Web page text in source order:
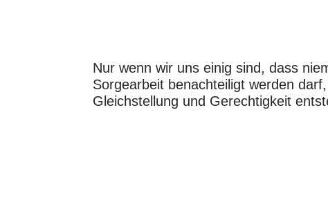
Nur wenn wir uns einig sind, dass
Sorgearbeit benachteiligt werden
Gleichstellung und Gerechtigkeit